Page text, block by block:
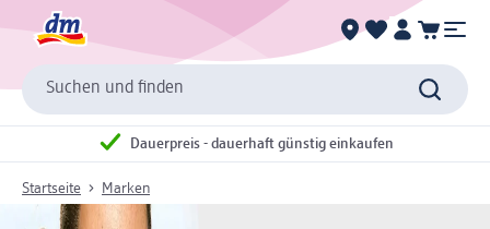
Suchen und finden
Dauerpreis - dauerhaft günstig einkaufen
Startseite Marken